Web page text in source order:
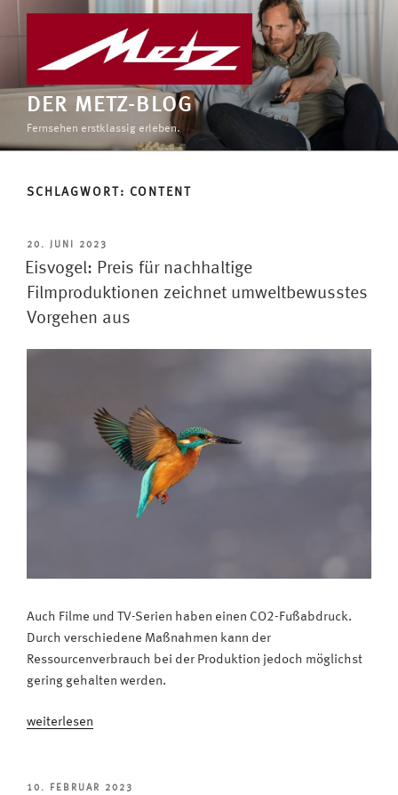
DER METZ-BLOG
Fernsehen erstklassig erleben.
SCHLAGWORT: CONTENT
VERÖFFENTLICHT
AM
20. JUNI 2023
Eisvogel: Preis für nachhaltige
Filmproduktionen zeichnet umweltbewusstes
Vorgehen aus
Auch Filme und TV-Serien haben einen CO2-Fußabdruck.
Durch verschiedene Maßnahmen kann der
Ressourcenverbrauch bei der Produktion jedoch möglichst
gering gehalten werden.
„Eisvogel:
nachhaltige
weiterlesen
VERÖFFENTLICHT
10. FEBRUAR 2023